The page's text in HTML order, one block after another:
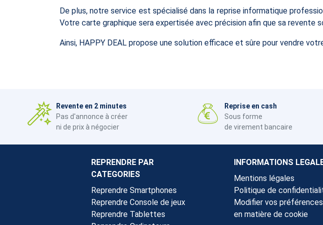
De plus, notre service est spécialisé dans la reprise informatique
Votre carte graphique sera expertisée avec précision afin que sa
Ainsi, HAPPY DEAL propose une solution efficace et sûre pour vendre
Revente en 2 minutes
Pas d'annonce à créer
ni de prix à négocier
Reprise en cash
Sous forme
de virement bancaire
REPRENDRE PAR
CATEGORIES
Reprendre Smartphones
Reprendre Console de jeux
Reprendre Tablettes
INFORMATIONS
Mentions légales
Politique de
Modifier vos préférences
en matière de cookie